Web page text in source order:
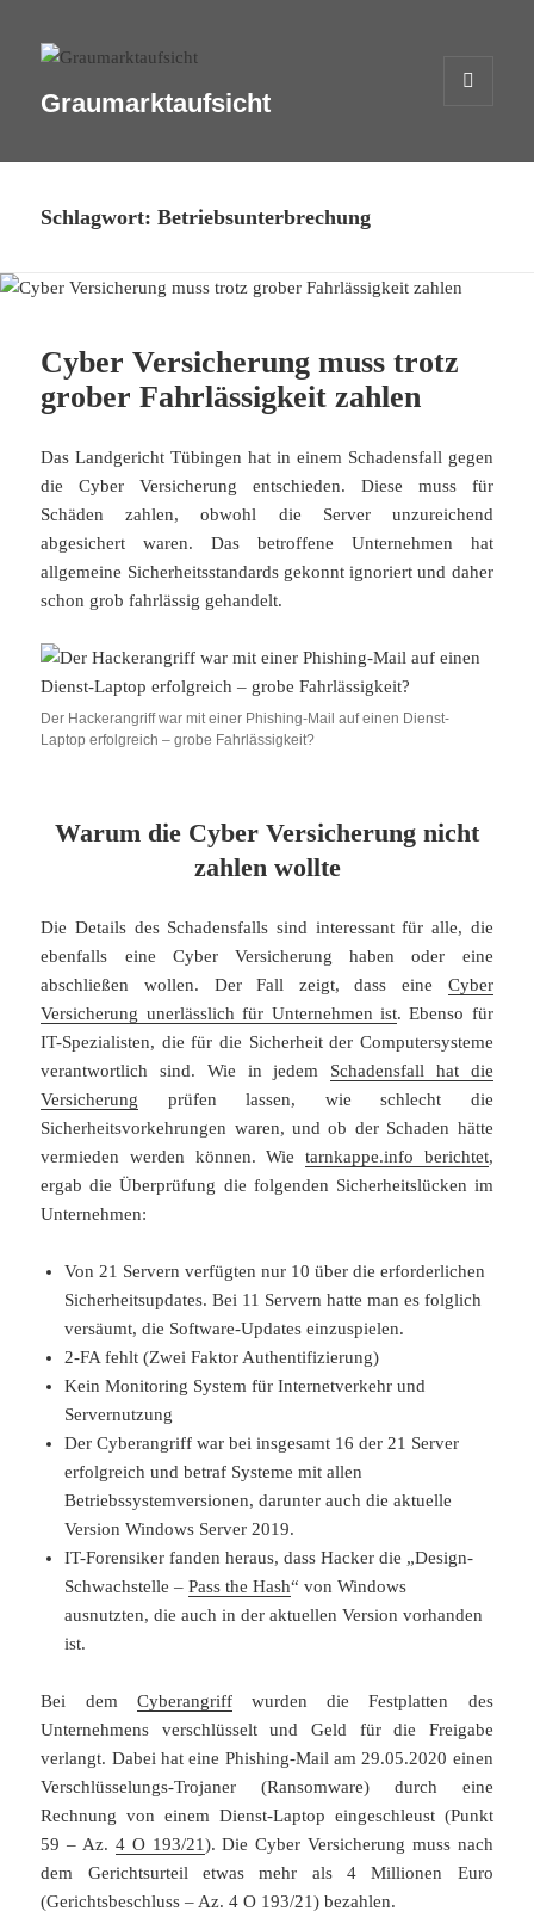
Graumarktaufsicht
Schlagwort:Betriebsunterbrechung
Cyber Versicherung muss trotz
grober Fahrlässigkeit zahlen
Das Landgericht Tübingen hat in einem Schadensfall gegen
die Cyber Versicherung entschieden. Diese muss für
Schäden zahlen, obwohl die Server unzureichend
abgesichert waren. Das betroffene Unternehmen hat
allgemeine Sicherheitsstandards gekonnt ignoriert und daher
schon grob fahrlässig gehandelt.
Der Hackerangriff war mit einer Phishing-Mail auf einen Dienst-
Laptop erfolgreich – grobe Fahrlässigkeit?
Warum die Cyber Versicherung nicht
zahlen wollte
Die Details des Schadensfalls sind interessant für alle, die
ebenfalls eine Cyber Versicherung haben oder eine
abschließen wollen. Der Fall zeigt, dass eine Cyber
Versicherung unerlässlich für Unternehmen ist. Ebenso für
IT-Spezialisten, die für die Sicherheit der Computersysteme
verantwortlich sind. Wie in jedem Schadensfall hat die
Versicherung prüfen lassen, wie schlecht die
Sicherheitsvorkehrungen waren, und ob der Schaden hätte
vermieden werden können. Wie tarnkappe.info berichtet,
ergab die Überprüfung die folgenden Sicherheitslücken im
Unternehmen:
Von 21 Servern verfügten nur 10 über die erforderlichen
Sicherheitsupdates. Bei 11 Servern hatte man es folglich
versäumt, die Software-Updates einzuspielen.
2-FA fehlt (Zwei Faktor Authentifizierung)
Kein Monitoring System für Internetverkehr und
Servernutzung
Der Cyberangriff war bei insgesamt 16 der 21 Server
erfolgreich und betraf Systeme mit allen
Betriebssystemversionen, darunter auch die aktuelle
Version Windows Server 2019.
IT-Forensiker fanden heraus, dass Hacker die „Design-
Schwachstelle –Pass the Hash“ von Windows
ausnutzten, die auch in der aktuellen Version vorhanden
ist.
Bei dem Cyberangriffwurden die Festplatten des
Unternehmens verschlüsselt und Geld für die Freigabe
verlangt. Dabei hat eine Phishing-Mail am 29.05.2020 einen
Verschlüsselungs-Trojaner (Ransomware) durch eine
Rechnung von einem Dienst-Laptop eingeschleust (Punkt
59 – Az. 4 O 193/21). Die Cyber Versicherung muss nach
dem Gerichtsurteil etwas mehr als 4 Millionen Euro
(Gerichtsbeschluss – Az.4 O 193/21) bezahlen.